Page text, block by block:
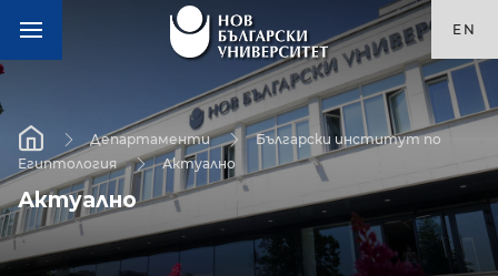
EN
Департаменти
Български институт по
Египтология
Актуално
Актуално